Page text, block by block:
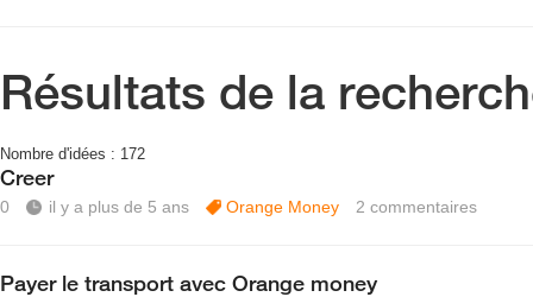
Résultats de la
Nombre d'idées : 172
Creer
0 il y a plus de 5 ans Orange Money 2 commentaires
Payer le transport avec Orange money